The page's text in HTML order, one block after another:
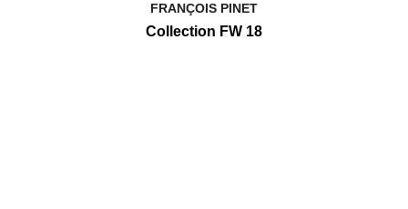
FRANÇOIS PINET
Collection FW 18